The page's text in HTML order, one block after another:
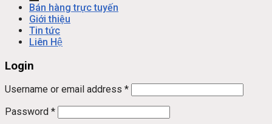
Bán hàng trực tuyến
Giới thiệu
Tin tức
Liên Hệ
Login
Username or email address *
Password *